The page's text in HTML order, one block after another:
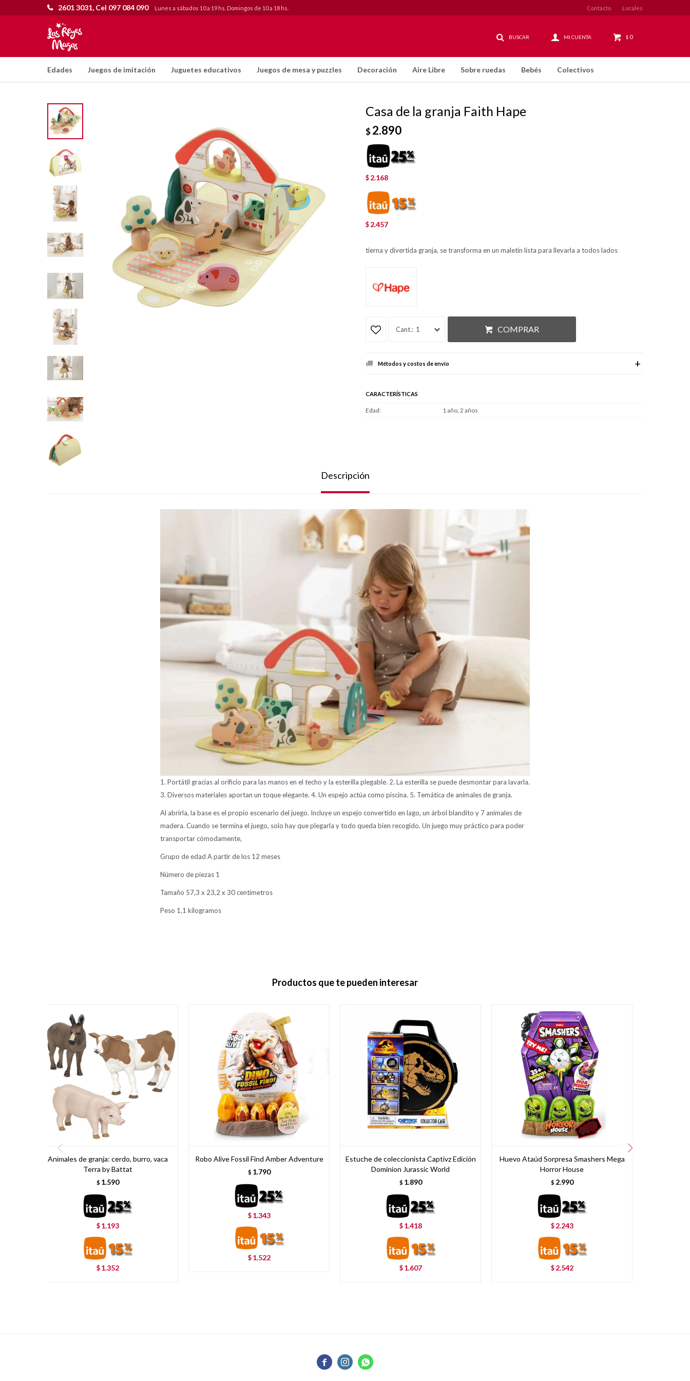
Edades Juegos de imitación Juguetes educativos Juegos de mesa y puzzles Decoración Aire Libre Sobre ruedas Bebés Colectivos
$ 0
2601 3031, Cel 097 084 090 Lunes a sábados 10 a 19 hs. Domingos de 10 a 18 hs. Contacto Locales
Casa de la granja Faith Hape
$2.890
$ 2.168
$ 2.457
tierna y divertida granja, se transforma en un maletín lista para llevarla a todos lados
1 COMPRAR
Métodos y costos de envío
CARACTERÍSTICAS
Edad 1 año, 2 años
Descripción
1. Portátil gracias al orificio para las manos en el techo y la esterilla plegable. 2. La esterilla se puede desmontar para lavarla.
3. Diversos materiales aportan un toque elegante. 4. Un espejo actúa como piscina. 5. Temática de animales de granja.
Al abrirla, la base es el propio escenario del juego. Incluye un espejo convertido en lago, un árbol blandito y 7 animales de
madera. Cuando se termina el juego, solo hay que plegarla y todo queda bien recogido. Un juego muy práctico para poder
transportar cómodamente,
Grupo de edad A partir de los 12 meses
Número de piezas 1
Tamaño 57,3 x 23,2 x 30 centímetros
Peso 1,1 kilogramos
Productos que te pueden interesar
Animales de granja: cerdo, burro, vaca
Terra by Battat
$ 1.590
$ 1.193
$ 1.352
Robo Alive Fossil Find Amber Adventure
$ 1.790
$ 1.343
$ 1.522
Estuche de coleccionista Captivz Edición
Dominion Jurassic World
$ 1.890
$ 1.418
$ 1.607
Huevo Ataúd Sorpresa Smashers Mega
Horror House
$ 2.990
$ 2.243
$ 2.542
  